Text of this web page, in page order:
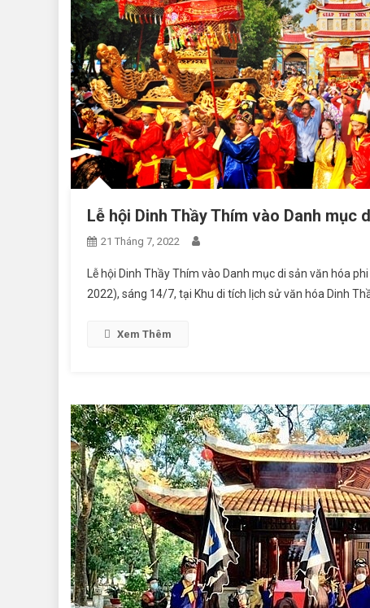
Lễ hội Dinh Thầy Thím vào Danh
21 Tháng 7, 2022
Lễ hội Dinh Thầy Thím vào Danh mục di sản văn hóa
2022), sáng 14/7, tại Khu di tích lịch sử văn hóa Dinh
Xem Thêm